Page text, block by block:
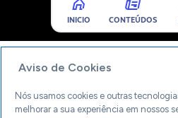
INICIO CONTEÚDOS
Aviso de Cookies
Nós usamos cookies e outras
melhorar a sua experiência em nossos